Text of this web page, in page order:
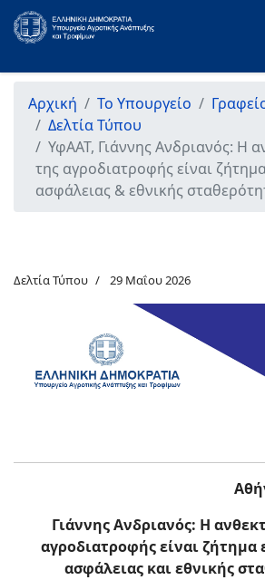
Αρχική Το Υπουργείο
Δελτία Τύπου
ΥφΑΑΤ, Γιάννης Ανδριανός: Η
της αγροδιατροφής είναι
ασφάλειας & εθνικής
Δελτία Τύπου 29 Μαΐου 2026
Γιάννης Ανδριανός: Η
αγροδιατροφής είναι ζήτημα
ασφάλειας και εθνικής